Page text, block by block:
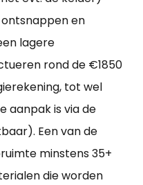
en
lagere
rond de €1850
tot wel
aanpak is via de
Een van de
minstens 35+
die worden